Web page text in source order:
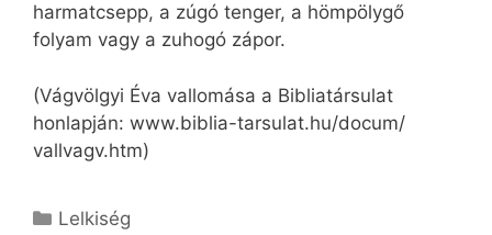
harmatcsepp, a zúgó tenger, a hömpölygő
folyam vagy a zuhogó zápor.
(Vágvölgyi Éva vallomása a Bibliatársulat
honlapján: www.biblia-tarsulat.hu/docum/
vallvagv.htm)
Kategória
Lelkiség